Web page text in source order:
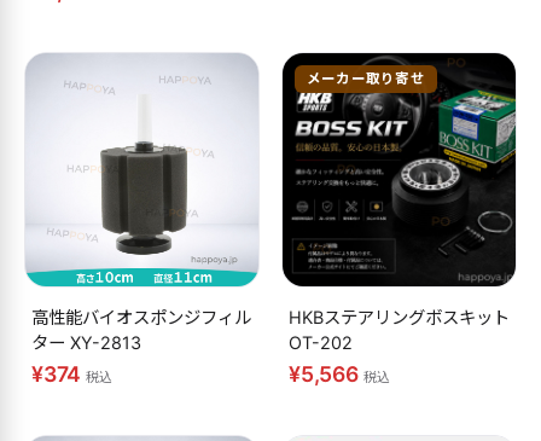
高性能バイオスポンジフィル
ター XY-2813
¥374税込
メーカー取り寄せ
HKBステアリングボスキット
OT-202
¥5,566 税込